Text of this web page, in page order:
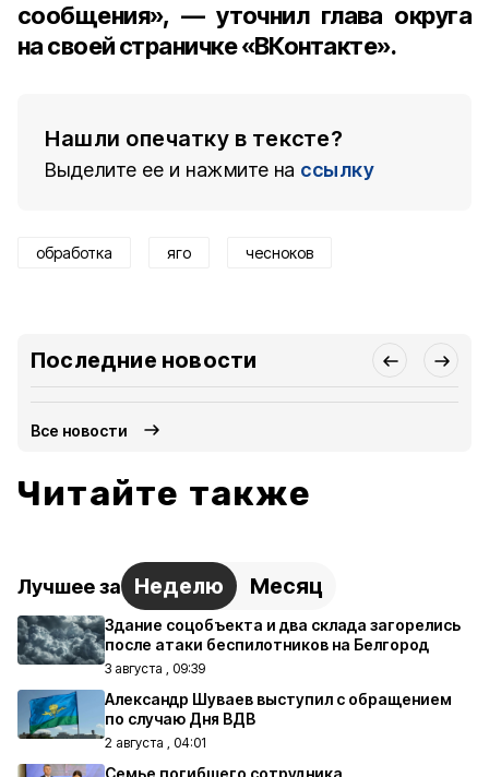
сообщения», — уточнил глава округа
на своей страничке «ВКонтакте».
Нашли опечатку в тексте?
Выделите ее и нажмите на ссылку
обработка яго чесноков
Последние новости
Все новости
Читайте также
Лучшее за Неделю Месяц
Здание соцобъекта и два склада загорелись
после атаки беспилотников на Белгород
3 августа , 09:39
Александр Шуваев выступил с обращением
по случаю Дня ВДВ
2 августа , 04:01
Семье погибшего сотрудника